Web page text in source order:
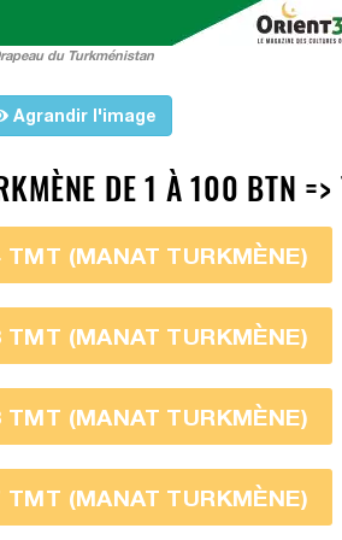
du Turkménistan
Agrandir l'image
DE 1 À 100 BTN =>
TMT (MANAT TURKMÈNE)
TMT (MANAT TURKMÈNE)
TMT (MANAT TURKMÈNE)
TMT (MANAT TURKMÈNE)